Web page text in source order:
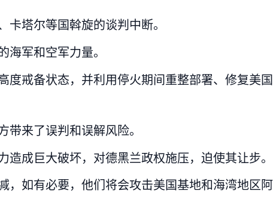
塔尔等国斡旋的谈判中断。
军和空军力量。
度戒备状态，并利用停火期间重整部署、修复美国
来了误判和误解风险。
成巨大破坏，对德黑兰政权施压，迫使其让步。
，如有必要，他们将会攻击美国基地和海湾地区阿